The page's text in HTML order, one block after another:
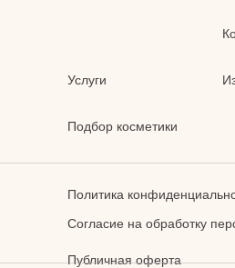
Услуги
Подбор косметики
Политика
Публичная оферта
Согласие на обработку